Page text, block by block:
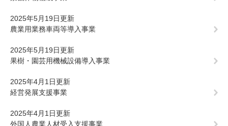
2025年5月19日更新
農業用業務車両等導入事業
2025年5月19日更新
果樹・園芸用機械設備導入事業
2025年4月1日更新
経営発展支援事業
2025年4月1日更新
外国人農業人材受入支援事業